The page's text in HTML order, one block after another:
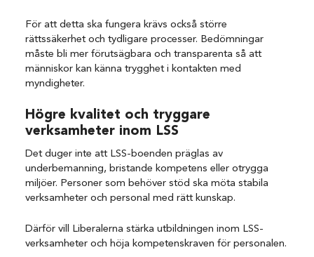
För att detta ska fungera krävs också större
rättssäkerhet och tydligare processer. Bedömningar
måste bli mer förutsägbara och transparenta så att
människor kan känna trygghet i kontakten med
myndigheter.
Högre kvalitet och tryggare
verksamheter inom LSS
Det duger inte att LSS-boenden präglas av
underbemanning, bristande kompetens eller otrygga
miljöer. Personer som behöver stöd ska möta stabila
verksamheter och personal med rätt kunskap.
Därför vill Liberalerna stärka utbildningen inom LSS-
verksamheter och höja kompetenskraven för personalen.